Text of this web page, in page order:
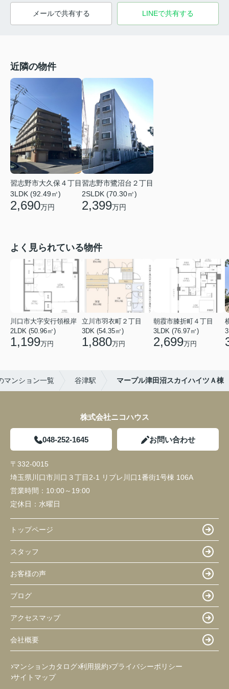
メールで共有する LINEで共有する
近隣の物件
習志野市大久保４丁目
3LDK (92.49㎡)
2,690万円
習志野市鷺沼台２丁目
2SLDK (70.30㎡)
2,399万円
よく見られている物件
川口市大字安行領根岸
2LDK (50.96㎡)
1,199万円
立川市羽衣町２丁目
3DK (54.35㎡)
1,880万円
朝霞市膝折町４丁目
3LDK (76.97㎡)
2,699万円
マンション一覧 谷津駅 マープル津田沼スカイハイツＡ棟
株式会社ニコハウス
048-252-1645 お問い合わせ
〒332-0015
埼玉県川口市川口３丁目2-1 リプレ川口1番街1号棟 106A
営業時間： 10:00～19:00
定休日： 水曜日
トップページ
スタッフ
お客様の声
ブログ
アクセスマップ
会社概要
マンションカタログ 利用規約 プライバシーポリシー
サイトマップ